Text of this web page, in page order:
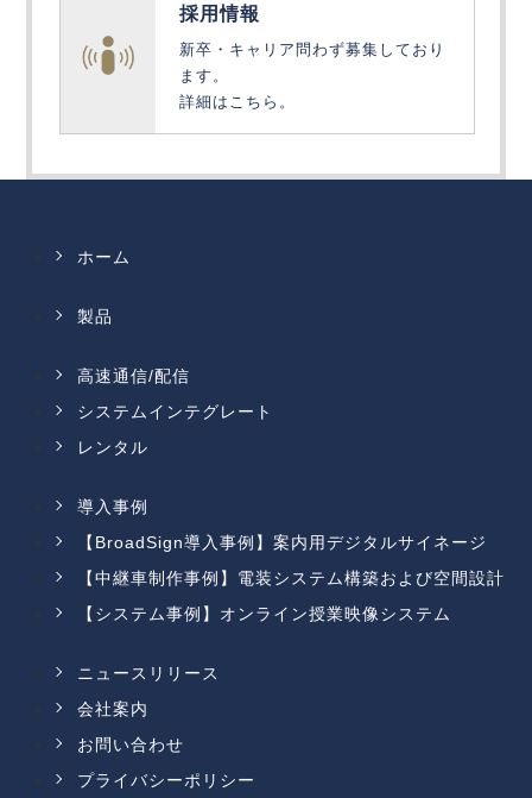
採用情報
新卒・キャリア問わず募集しており
ます。
詳細はこちら。
ホーム
製品
高速通信/配信
システムインテグレート
レンタル
導入事例
【BroadSign導入事例】案内用デジタルサイネージ
【中継車制作事例】電装システム構築および空間設計
【システム事例】オンライン授業映像システム
ニュースリリース
会社案内
お問い合わせ
プライバシーポリシー